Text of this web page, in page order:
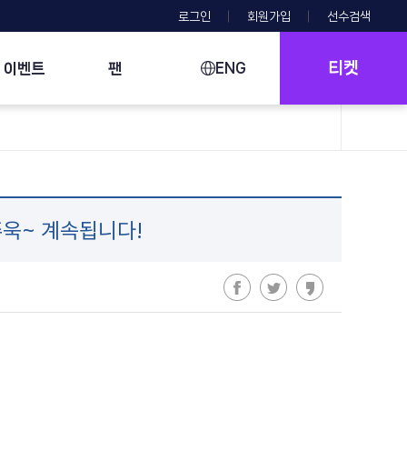
이벤트 팬 ENG 티켓
로그인 회원가입 선수검색
~ 계속됩니다!